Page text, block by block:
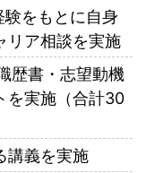
をもとに自身
リア相談を実施
歴書・志望動機
を実施（合計30
講義を実施